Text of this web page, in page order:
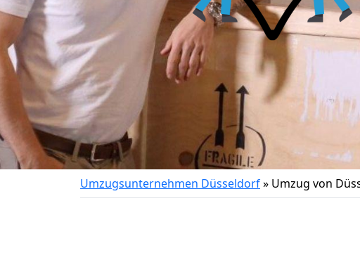
Umzugsunternehmen Düsseldorf» Umzug von